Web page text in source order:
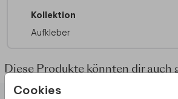
Cookies
Kollektion
Aufkleber
Diese Produkte könnten dir auch